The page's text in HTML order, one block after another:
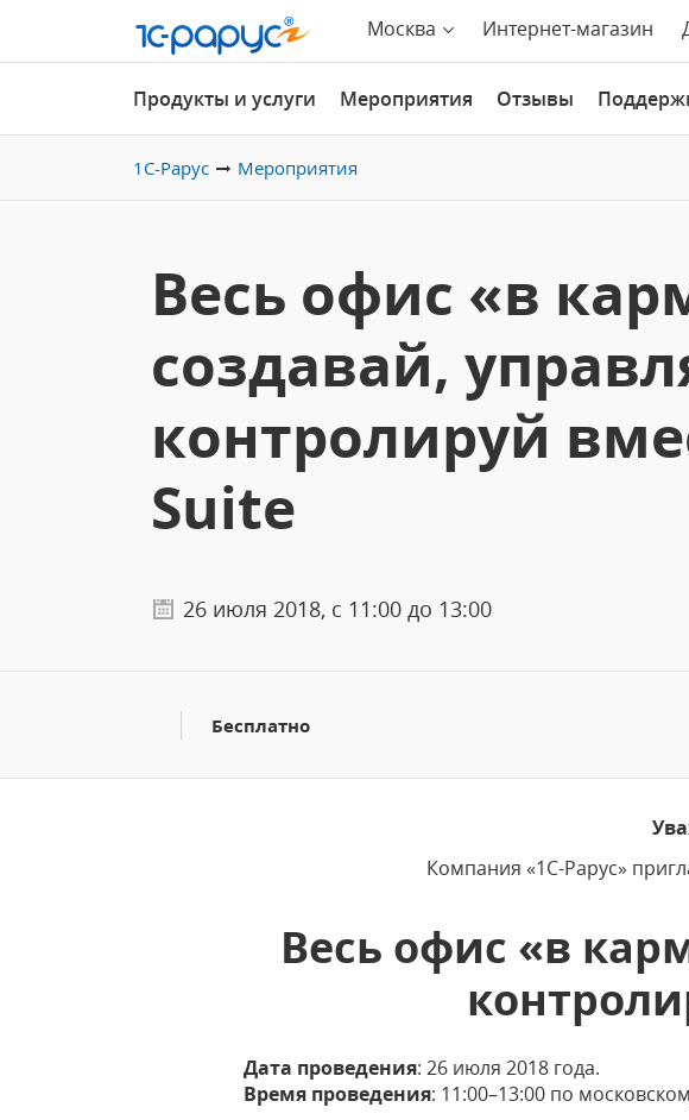
Москва Интернет-магазин
Продукты и услуги Мероприятия Отзывы
1С-Рарус Мероприятия
Весь офис «в
создавай,
контролируй
Suite
26 июля 2018, с 11:00 до 13:00
Бесплатно
Компания «1С-Рарус»
Весь офис «в
Дата проведения: 26 июля 2018 года.
Время проведения: 11:00–13:00 по